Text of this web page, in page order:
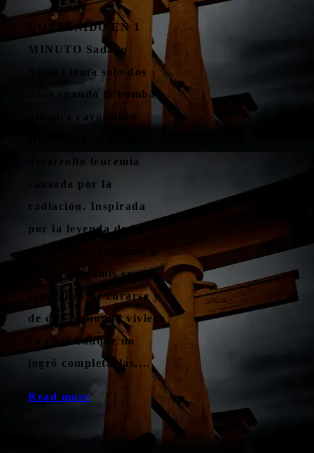
CONTENIDO EN 1
MINUTO Sadako
Sasaki tenía solo dos
años cuando la bomba
atómica cayó sobre
desarrolló leucemia
causada por la
radiación. Inspirada
por la leyenda de las
mil grullas, comenzó a
plegar origamis con la
esperanza de curarse y
de que el mundo viviera
en paz. Aunque no
logró completarlas,…
Read more